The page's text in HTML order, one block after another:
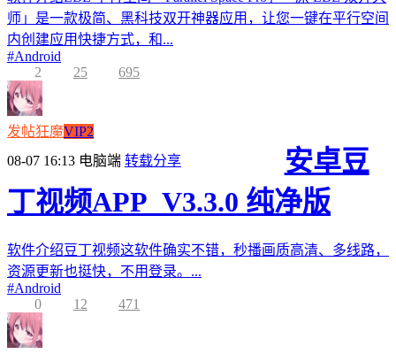
师」是一款极简、黑科技双开神器应用，让您一键在平行空间
内创建应用快捷方式，和...
#Android
2
25 695
发帖狂魔VIP2
08-07 16:13 电脑端 转载分享
安卓豆
丁视频APP_V3.3.0 纯净版
软件介绍豆丁视频这软件确实不错，秒播画质高清、多线路，
资源更新也挺快，不用登录。...
#Android
0
12 471